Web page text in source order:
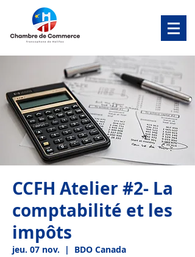
CCFH Atelier #2- La
comptabilité et les
impôts
jeu. 07 nov.
  |
BDO Canada